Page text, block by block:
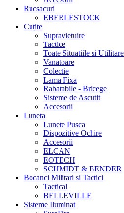
Rucsacuri
EBERLESTOCK
Cuțite
Supravietuire
Tactice
Toate Situatiile si Utilitare
Vanatoare
Colectie
Lama Fixa
Rabatabile - Bricege
Sisteme de Ascutit
Accesorii
Luneta
Lunete Pusca
Dispozitive Ochire
Accesorii
ELCAN
EOTECH
SCHMIDT & BENDER
Bocanci Militari si Tactici
Tactical
BELLEVILLE
Sisteme Iluminat